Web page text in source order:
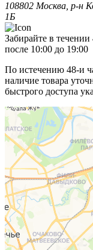
108802 Москва, р-н
1Б
Забирайте в
после 10:00 до 19:00
По истечению 48-и
наличие товара
быстрого доступа